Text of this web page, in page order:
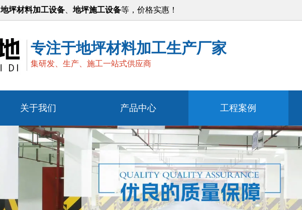
地坪材料加工设备 地坪施工设备等，价格实惠！
专注于地坪材料加工生产厂家
集研发、生产、施工一站式供应商
关于我们 产品中心 工程案例